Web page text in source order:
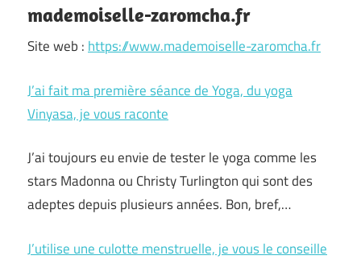
mademoiselle-zaromcha.fr
Site web : https://www.mademoiselle-zaromcha.fr
J’ai fait ma première séance de Yoga, du yoga
Vinyasa, je vous raconte
J’ai toujours eu envie de tester le yoga comme les
stars Madonna ou Christy Turlington qui sont des
adeptes depuis plusieurs années. Bon, bref,…
J’utilise une culotte menstruelle, je vous le conseille